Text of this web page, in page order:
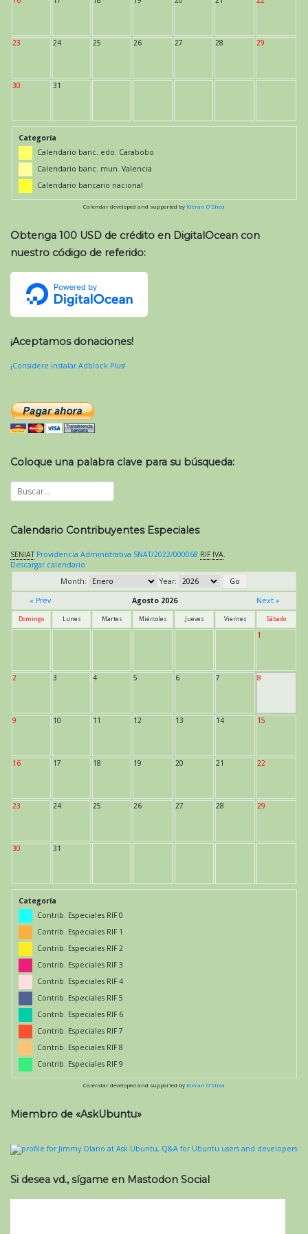
23 24 25 26 27 28 29
30 31
Categoría
Calendario banc. edo. Carabobo
Calendario banc. mun. Valencia
Calendario bancario nacional
Calendar developed and supported by Kieran O'Shea
Obtenga 100 USD de crédito en DigitalOcean con
nuestro código de referido:
¡Aceptamos donaciones!
¡Considere instalar Adblock Plus!
Coloque una palabra clave para su búsqueda:
Calendario Contribuyentes Especiales
SENIAT Providencia Administrativa SNAT/2022/000068 RIF IVA.
Descargar calendario
Month:
Year:
« Prev
Agosto 2026 Next »
Domingo Lunes Martes Miércoles Jueves Viernes Sábado
1
2 3 4 5 6 7 8
9 10 11 12 13 14 15
16 17 18 19 20 21 22
23 24 25 26 27 28 29
30 31
Categoría
Contrib. Especiales RIF 0
Contrib. Especiales RIF 1
Contrib. Especiales RIF 2
Contrib. Especiales RIF 3
Contrib. Especiales RIF 4
Contrib. Especiales RIF 5
Contrib. Especiales RIF 6
Contrib. Especiales RIF 7
Contrib. Especiales RIF 8
Contrib. Especiales RIF 9
Calendar developed and supported by Kieran O'Shea
Miembro de «AskUbuntu»
Si desea vd., sígame en Mastodon Social